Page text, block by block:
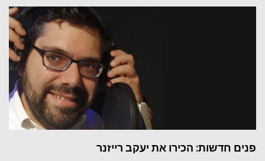
פנים חדשות: הכירו את יעקב רייזנר